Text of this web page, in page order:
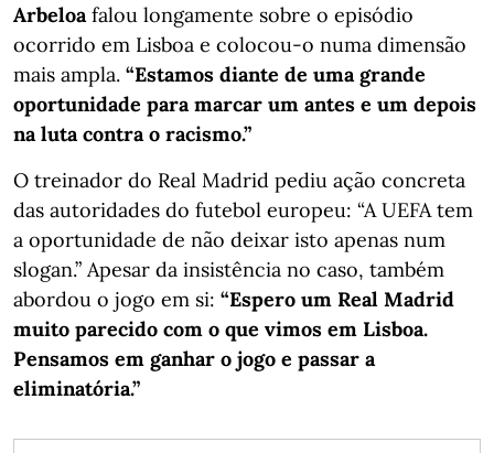
Arbeloa falou longamente sobre o episódio
ocorrido em Lisboa e colocou-o numa dimensão
mais ampla. “Estamos diante de uma grande
oportunidade para marcar um antes e um depois
na luta contra o racismo.”
O treinador do Real Madrid pediu ação concreta
das autoridades do futebol europeu: “A UEFA tem
a oportunidade de não deixar isto apenas num
slogan.” Apesar da insistência no caso, também
abordou o jogo em si: “Espero um Real Madrid
muito parecido com o que vimos em Lisboa.
Pensamos em ganhar o jogo e passar a
eliminatória.”